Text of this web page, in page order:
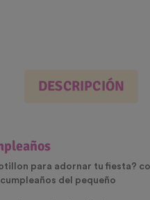
DESCRIPCIÓN
para adornar tu fiesta?
del pequeño